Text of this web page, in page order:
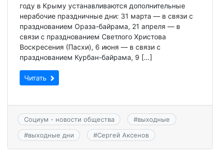
году в Крыму устанавливаются дополнительные
нерабочие праздничные дни: 31 марта — в связи с
празднованием Ораза-байрама, 21 апреля — в
связи с празднованием Светлого Христова
Воскресения (Пасхи), 6 июня — в связи с
празднованием Курбан-байрама, 9 […]
Читать
Социум - новости общества #выходные
#выходные дни #Сергей Аксенов